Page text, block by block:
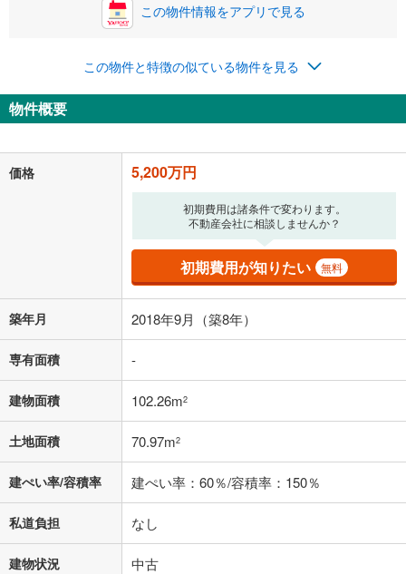
0円
ナス時の増額分（1回分）を入力してください。
閉じる
月々の返済額
「金利」については、ご利用を予定されている金融機関等にご確認の
上、ご自身での入力をお願いいたします。初期設定で自動入力されてい
る値は、実際の金融機関等における貸出金利とは何ら関係がなく、実際
の金融機関等における貸出金利を何ら保証するものではありません。返
済方法「元利均等返済」にて算出しております。入力された金利を35年
適用した場合の計算結果を表示しています。
その他月額費用や、初期費用がかかります。ご注意ください。実際にお
借り入れの際は各金融機関等に、必ずご自身でご確認をお願いいたしま
条件によってお借り入れができないことがあります。
閉じる
この物件情報をアプリで見る
この物件と特徴の似ている物件を見る
物件概要
価格 5,200万円
初期費用は諸条件で変わります。
不動産会社に相談しませんか？
初期費用が知りたい 無料
築年月 2018年9月（築8年）
専有面積 -
建物面積 102.26m2
土地面積 70.97m2
建ぺい率/容積率 建ぺい率：60％/容積率：150％
私道負担 なし
建物状況 中古